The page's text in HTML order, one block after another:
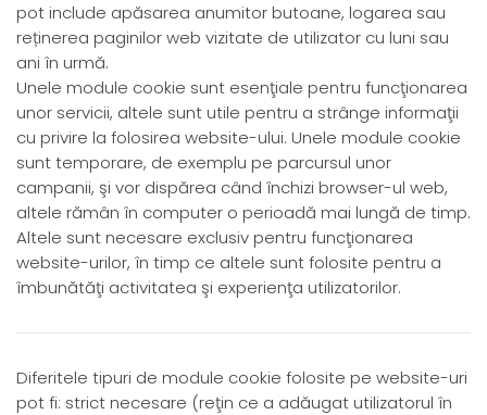
pot include apăsarea anumitor butoane, logarea sau
reținerea paginilor web vizitate de utilizator cu luni sau
ani în urmă.
Unele module cookie sunt esenţiale pentru funcţionarea
unor servicii, altele sunt utile pentru a strânge informaţii
cu privire la folosirea website-ului. Unele module cookie
sunt temporare, de exemplu pe parcursul unor
campanii, şi vor dispărea când închizi browser-ul web,
altele rămân în computer o perioadă mai lungă de timp.
Altele sunt necesare exclusiv pentru funcţionarea
website-urilor, în timp ce altele sunt folosite pentru a
îmbunătăţi activitatea şi experienţa utilizatorilor.
Diferitele tipuri de module cookie folosite pe website-uri
pot fi: strict necesare (reţin ce a adăugat utilizatorul în